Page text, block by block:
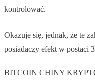
kontrolować.
Okazuje się, jednak, że te
posiadaczy efekt w postaci
BITCOIN CHINY